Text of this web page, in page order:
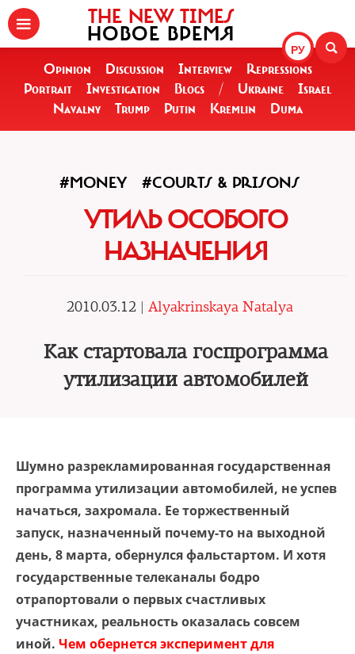
РУ
THE NEW TIMES
НОВОЕ ВРЕМЯ
Opinion Discussion Interview
Repressions
Portrait
Investigation Blogs / Ukraine
Israel
Navalny
Trump Putin Kremlin Duma
#MONEY #COURTS & PRISONS
УТИЛЬ ОСОБОГО
НАЗНАЧЕНИЯ
2010.03.12 | Alyakrinskaya Natalya
Как стартовала госпрограмма
утилизации автомобилей
Шумно разрекламированная государственная
программа утилизации автомобилей, не успев
начаться, захромала. Ее торжественный
запуск, назначенный почему-то на выходной
день, 8 марта, обернулся фальстартом. И хотя
государственные телеканалы бодро
отрапортовали о первых счастливых
участниках, реальность оказалась совсем
иной. Чем обернется эксперимент для